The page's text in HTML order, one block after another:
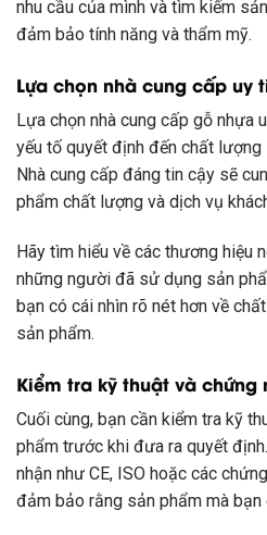
nhu cầu của mình và tìm kiếm
đảm bảo tính năng và thẩm mỹ.
Lựa chọn nhà cung cấp uy
Lựa chọn nhà cung cấp gỗ nhựa
yếu tố quyết định đến chất lượng
Nhà cung cấp đáng tin cậy sẽ
phẩm chất lượng và dịch vụ
Hãy tìm hiểu về các thương hiệu
những người đã sử dụng sản
bạn có cái nhìn rõ nét hơn về
sản phẩm.
Kiểm tra kỹ thuật và chứng
Cuối cùng, bạn cần kiểm tra kỹ
phẩm trước khi đưa ra quyết
nhận như CE, ISO hoặc các
đảm bảo rằng sản phẩm mà